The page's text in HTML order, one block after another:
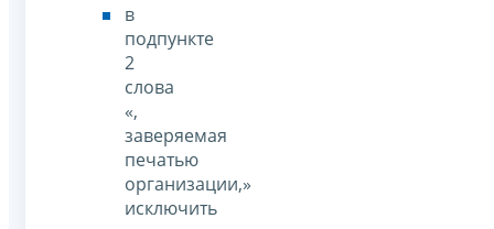
в
подпункте
2
слова
«,
заверяемая
печатью
организации,»
исключить